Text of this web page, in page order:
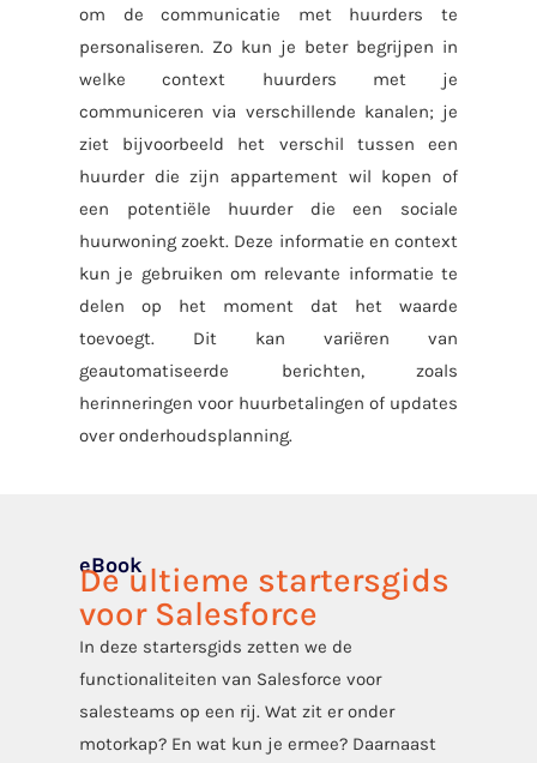
om de communicatie met huurders te
personaliseren. Zo kun je beter begrijpen in
welke context huurders met je
communiceren via verschillende kanalen; je
ziet bijvoorbeeld het verschil tussen een
huurder die zijn appartement wil kopen of
een potentiële huurder die een sociale
huurwoning zoekt. Deze informatie en context
kun je gebruiken om relevante informatie te
delen op het moment dat het waarde
toevoegt. Dit kan variëren van
geautomatiseerde berichten, zoals
herinneringen voor huurbetalingen of updates
over onderhoudsplanning.
eBook
De ultieme startersgids
voor Salesforce
In deze startersgids zetten we de
functionaliteiten van Salesforce voor
salesteams op een rij. Wat zit er onder
motorkap? En wat kun je ermee? Daarnaast